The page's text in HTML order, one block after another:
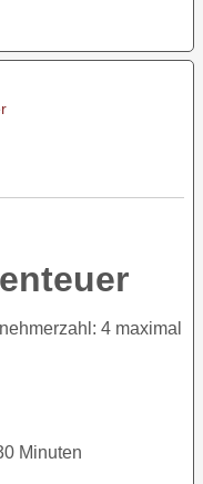
4 maximal
Minuten